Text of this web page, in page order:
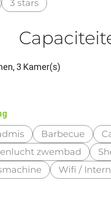
3 stars
3 Kamer(s)
Barbecue
zwembad
Wifi /